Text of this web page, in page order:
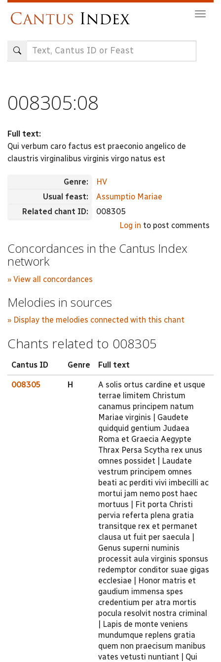
content
008305:08
Full text:
Qui verbum caro factus est praeconio angelico de
claustris virginalibus virginis virgo natus est
Genre:
HV
Usual feast:
Assumptio Mariae
Related chant ID:
008305
Log in to post comments
Concordances in the Cantus Index
network
» View all concordances
Melodies in sources
» Display the melodies connected with this chant
Chants related to 008305
Cantus ID Genre Full text
008305 H
A solis ortus cardine et usque
terrae limitem Christum
canamus principem natum
Mariae virginis | Gaudete
quidquid gentium Judaea
Roma et Graecia Aegypte
Thrax Persa Scytha rex unus
omnes possidet | Laudate
vestrum principem omnes
beati ac perditi vivi imbecilli ac
mortui jam nemo post haec
mortuus | Fit porta Christi
pervia referta plena gratia
transitque rex et permanet
clausa ut fuit per saecula |
Genus superni numinis
processit aula virginis sponsus
redemptor conditor suae gigas
ecclesiae | Honor matris et
gaudium immensa spes
credentium per atra mortis
pocula resolvit nostra criminal
| Lapis de monte veniens
mundumque replens gratia
quem non praecisum manibus
vates vetusti nuntiant | Qui